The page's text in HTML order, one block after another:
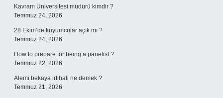
Kavram Üniversitesi müdürü kimdir ?
Temmuz 24, 2026
28 Ekim’de kuyumcular açık mı ?
Temmuz 24, 2026
How to prepare for being a panelist ?
Temmuz 22, 2026
Alemi bekaya irtihali ne demek ?
Temmuz 21, 2026